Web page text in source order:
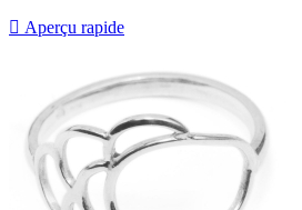
 Aperçu rapide